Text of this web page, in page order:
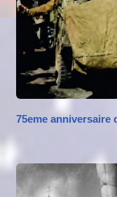
75eme anniversaire